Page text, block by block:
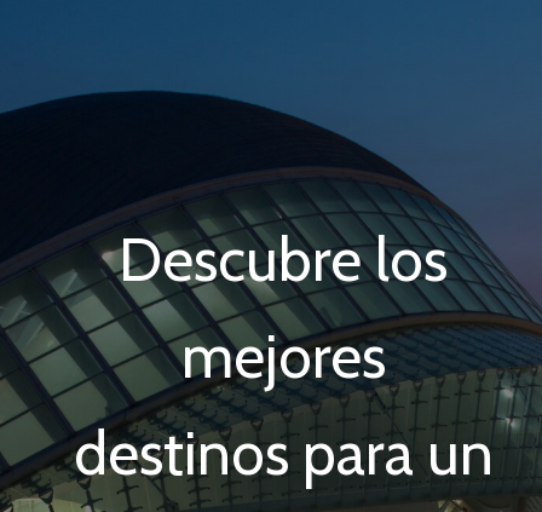
Descubre los
mejores
destinos para un